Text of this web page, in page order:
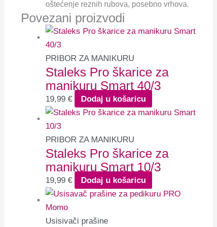
oštećenje reznih rubova, posebno vrhova.
Povezani proizvodi
PRIBOR ZA MANIKURU
Staleks Pro škarice za
manikuru Smart 40/3
19,99€ Dodaj u košaricu
PRIBOR ZA MANIKURU
Staleks Pro škarice za
manikuru Smart 10/3
19,99€ Dodaj u košaricu
Usisivači prašine